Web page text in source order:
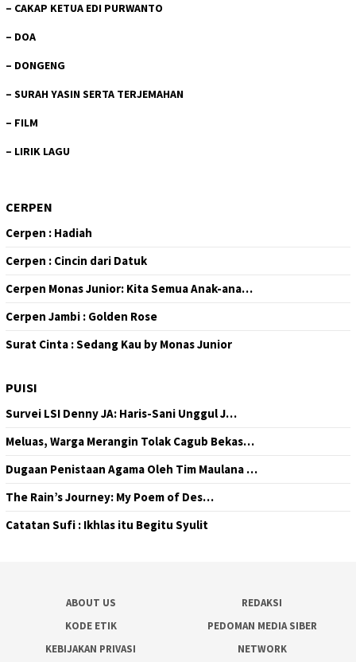
– CAKAP KETUA EDI PURWANTO
– DOA
– DONGENG
– SURAH YASIN SERTA TERJEMAHAN
– FILM
– LIRIK LAGU
CERPEN
Cerpen : Hadiah
Cerpen : Cincin dari Datuk
Cerpen Monas Junior: Kita Semua Anak-ana…
Cerpen Jambi : Golden Rose
Surat Cinta : Sedang Kau by Monas Junior
PUISI
Survei LSI Denny JA: Haris-Sani Unggul J…
Meluas, Warga Merangin Tolak Cagub Bekas…
Dugaan Penistaan Agama Oleh Tim Maulana …
The Rain’s Journey: My Poem of Des…
Catatan Sufi : Ikhlas itu Begitu Syulit
ABOUT US
REDAKSI
KODE ETIK
PEDOMAN MEDIA SIBER
KEBIJAKAN PRIVASI
NETWORK